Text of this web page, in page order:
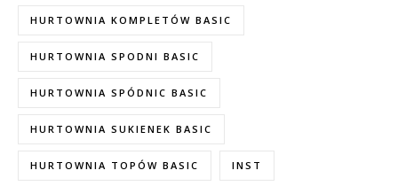
HURTOWNIA KOMPLETÓW BASIC
HURTOWNIA SPODNI BASIC
HURTOWNIA SPÓDNIC BASIC
HURTOWNIA SUKIENEK BASIC
HURTOWNIA TOPÓW BASIC INST